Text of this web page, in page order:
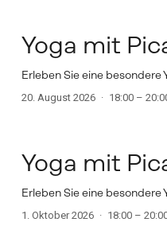
Yoga mit
Erleben Sie eine
20. August 2026 18:00 –
Yoga mit
Erleben Sie eine
1. Oktober 2026 18:00 –